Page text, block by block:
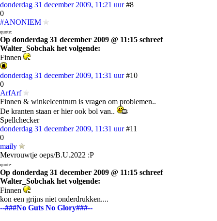
donderdag 31 december 2009, 11:21 uur #8
0
#ANONIEM
quote:
Op donderdag 31 december 2009 @ 11:15 schreef
Walter_Sobchak het volgende:
Finnen
donderdag 31 december 2009, 11:31 uur #10
0
ArfArf
Finnen & winkelcentrum is vragen om problemen..
De kranten staan er hier ook bol van..
Spellchecker
donderdag 31 december 2009, 11:31 uur #11
0
maily
Mevrouwtje oeps/B.U.2022 :P
quote:
Op donderdag 31 december 2009 @ 11:15 schreef
Walter_Sobchak het volgende:
Finnen
kon een grijns niet onderdrukken....
--###No Guts No Glory###--